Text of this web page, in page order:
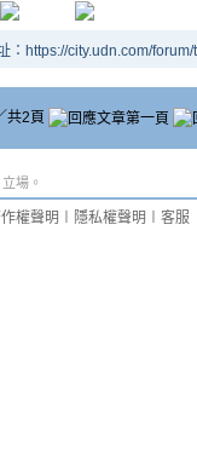
：https://city.udn.com/
共2頁
場。
權聲明 隱私權聲明 客服